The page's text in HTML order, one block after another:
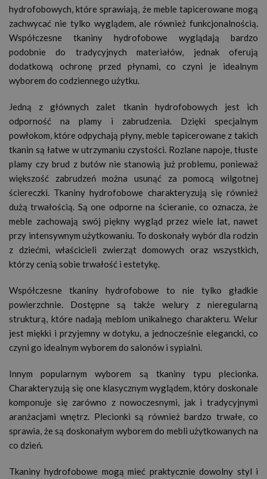
hydrofobowych, które sprawiają, że meble tapicerowane mogą
zachwycać nie tylko wyglądem, ale również funkcjonalnością.
Współczesne tkaniny hydrofobowe wyglądają bardzo
podobnie do tradycyjnych materiałów, jednak oferują
dodatkową ochronę przed płynami, co czyni je idealnym
wyborem do codziennego użytku.
Jedną z głównych zalet tkanin hydrofobowych jest ich
odporność na plamy i zabrudzenia. Dzięki specjalnym
powłokom, które odpychają płyny, meble tapicerowane z takich
tkanin są łatwe w utrzymaniu czystości. Rozlane napoje, tłuste
plamy czy brud z butów nie stanowią już problemu, ponieważ
większość zabrudzeń można usunąć za pomocą wilgotnej
ściereczki. Tkaniny hydrofobowe charakteryzują się również
dużą trwałością. Są one odporne na ścieranie, co oznacza, że
meble zachowają swój piękny wygląd przez wiele lat, nawet
przy intensywnym użytkowaniu. To doskonały wybór dla rodzin
z dziećmi, właścicieli zwierząt domowych oraz wszystkich,
którzy cenią sobie trwałość i estetykę.
Współczesne tkaniny hydrofobowe to nie tylko gładkie
powierzchnie. Dostępne są także welury z nieregularną
strukturą, które nadają meblom unikalnego charakteru. Welur
jest miękki i przyjemny w dotyku, a jednocześnie elegancki, co
czyni go idealnym wyborem do salonów i sypialni.
Innym popularnym wyborem są tkaniny typu plecionka.
Charakteryzują się one klasycznym wyglądem, który doskonale
komponuje się zarówno z nowoczesnymi, jak i tradycyjnymi
aranżacjami wnętrz. Plecionki są również bardzo trwałe, co
sprawia, że są doskonałym wyborem do mebli użytkowanych na
co dzień.
Tkaniny hydrofobowe mogą mieć praktycznie dowolny styl i